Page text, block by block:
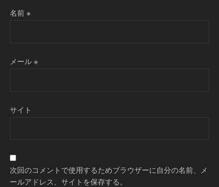
名前※
メール※
サイト
次回のコメントで使用するためブラウザーに自分の名前、メ
ールアドレス、サイトを保存する。